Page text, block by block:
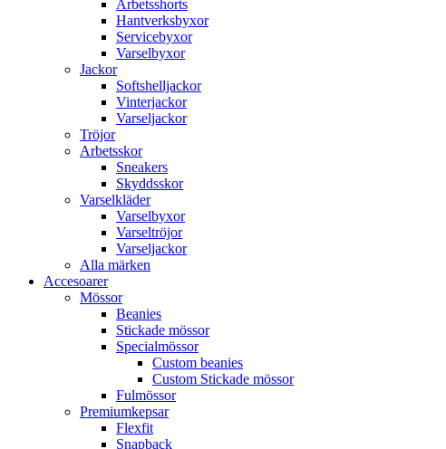
Arbetsshorts
Hantverksbyxor
Servicebyxor
Varselbyxor
Jackor
Softshelljackor
Vinterjackor
Varseljackor
Tröjor
Arbetsskor
Sneakers
Skyddsskor
Varselkläder
Varselbyxor
Varseltröjor
Varseljackor
Alla märken
Accesoarer
Mössor
Beanies
Stickade mössor
Specialmössor
Custom beanies
Custom Stickade mössor
Fulmössor
Premiumkepsar
Flexfit
Snapback